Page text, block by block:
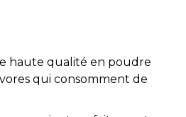
haute qualité en poudre
qui consomment de